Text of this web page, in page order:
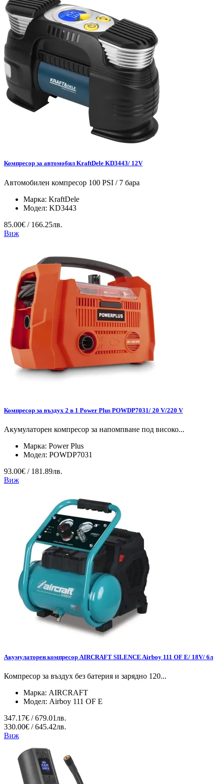
Компресор за автомобил KraftDele KD3443/ 12V
Автомобилен компресор 100 PSI / 7 бара
Марка: KraftDele
Модел: KD3443
85.00€ / 166.25лв.
Виж
Компресор за въздух 2 в 1 Power Plus POWDP7031/ 20 V/220 V
Акумулаторен компресор за напомпване под високо...
Марка: Power Plus
Модел: POWDP7031
93.00€ / 181.89лв.
Виж
Акумулаторен компресор AIRCRAFT SILENCE Airboy 111 OF E/ 18V/ 6л
Компресор за въздух без батерия и зарядно 120...
Марка: AIRCRAFT
Модел: Airboy 111 OF E
347.17€ / 679.01лв.
330.00€ / 645.42лв.
Виж